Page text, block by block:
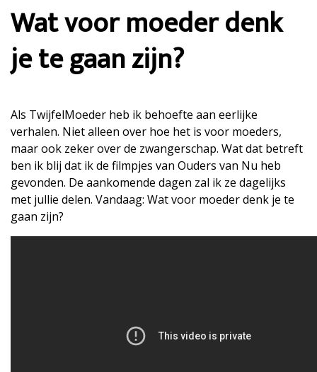
Wat voor moeder denk
je te gaan zijn?
Als TwijfelMoeder heb ik behoefte aan eerlijke
verhalen. Niet alleen over hoe het is voor moeders,
maar ook zeker over de zwangerschap. Wat dat betreft
ben ik blij dat ik de filmpjes van Ouders van Nu heb
gevonden. De aankomende dagen zal ik ze dagelijks
met jullie delen. Vandaag: Wat voor moeder denk je te
gaan zijn?